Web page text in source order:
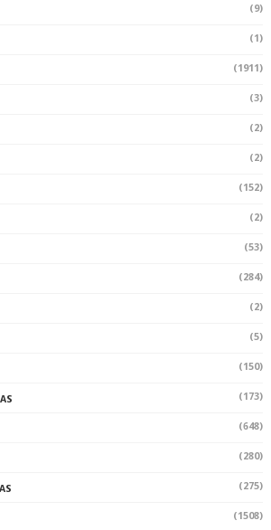
(9)
(1)
(1911)
(3)
(2)
(2)
(152)
(2)
(53)
(284)
(2)
(5)
(150)
(173)
(648)
(280)
(275)
(1508)